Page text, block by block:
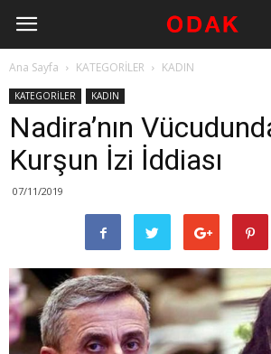
Ana Sayfa KATEGORİLER KADIN
KATEGORİLER KADIN
Nadira’nın
Kurşun İzi İddiası
07/11/2019